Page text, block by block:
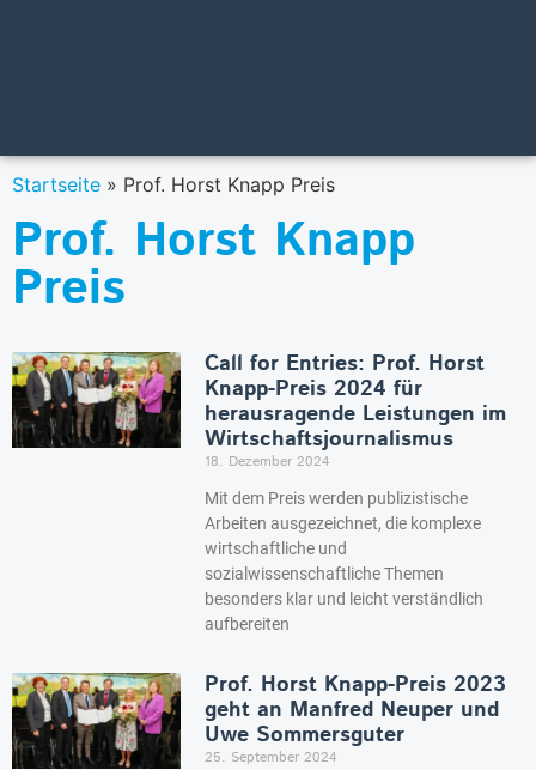
Startseite » Prof. Horst Knapp Preis
Prof. Horst Knapp
Preis
Call for Entries: Prof. Horst
Knapp-Preis 2024 für
herausragende Leistungen im
Wirtschaftsjournalismus
18. Dezember 2024
Mit dem Preis werden publizistische
Arbeiten ausgezeichnet, die komplexe
wirtschaftliche und
sozialwissenschaftliche Themen
besonders klar und leicht verständlich
aufbereiten
Prof. Horst Knapp-Preis 2023
geht an Manfred Neuper und
Uwe Sommersguter
25. September 2024